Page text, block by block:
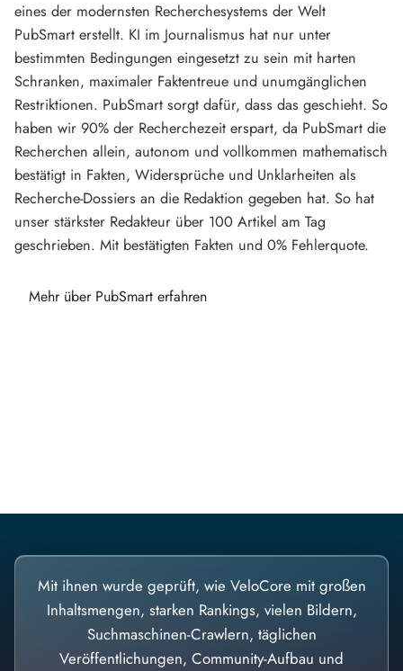
eines der modernsten Recherchesystems der Welt
PubSmart erstellt. KI im Journalismus hat nur unter
bestimmten Bedingungen eingesetzt zu sein mit harten
Schranken, maximaler Faktentreue und unumgänglichen
Restriktionen. PubSmart sorgt dafür, dass das geschieht. So
haben wir 90% der Recherchezeit erspart, da PubSmart die
Recherchen allein, autonom und vollkommen mathematisch
bestätigt in Fakten, Widersprüche und Unklarheiten als
Recherche-Dossiers an die Redaktion gegeben hat. So hat
unser stärkster Redakteur über 100 Artikel am Tag
geschrieben. Mit bestätigten Fakten und 0% Fehlerquote.
Mehr über PubSmart erfahren
Mit ihnen wurde geprüft, wie VeloCore mit großen
Inhaltsmengen, starken Rankings, vielen Bildern,
Suchmaschinen-Crawlern, täglichen
Veröffentlichungen, Community-Aufbau und